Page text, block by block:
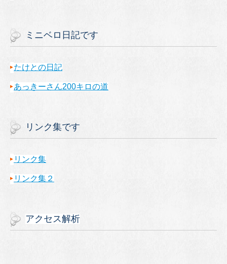
ミニベロ日記です
たけとの日記
あっきーさん200キロの道
リンク集です
リンク集
リンク集２
アクセス解析